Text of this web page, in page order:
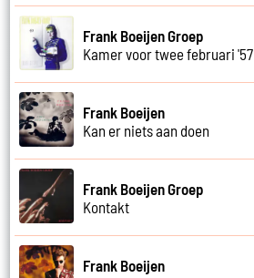
Frank Boeijen Groep
Kamer voor twee februari '57
Frank Boeijen
Kan er niets aan doen
Frank Boeijen Groep
Kontakt
Frank Boeijen